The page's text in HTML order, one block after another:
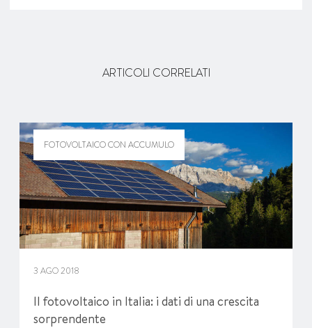
ARTICOLI CORRELATI
FOTOVOLTAICO CON ACCUMULO
3 AGO 2018
Il fotovoltaico in Italia: i dati di una crescita
sorprendente